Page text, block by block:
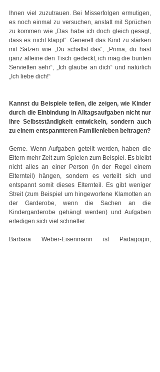
Ihnen viel zuzutrauen. Bei Misserfolgen ermutigen,
es noch einmal zu versuchen, anstatt mit Sprüchen
zu kommen wie „Das habe ich doch gleich gesagt,
dass es nicht klappt“. Generell das Kind zu stärken
mit Sätzen wie „Du schaffst das“, „Prima, du hast
ganz alleine den Tisch gedeckt, ich mag die bunten
Servietten sehr“, „Ich glaube an dich“ und natürlich
„Ich liebe dich!“
Kannst du Beispiele teilen, die zeigen, wie Kinder
durch die Einbindung in Alltagsaufgaben nicht nur
ihre Selbstständigkeit entwickeln, sondern auch
zu einem entspannteren Familienleben beitragen?
Gerne. Wenn Aufgaben geteilt werden, haben die
Eltern mehr Zeit zum Spielen zum Beispiel. Es bleibt
nicht alles an einer Person (in der Regel einem
Elternteil) hängen, sondern es verteilt sich und
entspannt somit dieses Elternteil. Es gibt weniger
Streit (zum Beispiel um hingeworfene Klamotten an
der Garderobe, wenn die Sachen an die
Kindergarderobe gehängt werden) und Aufgaben
erledigen sich viel schneller.
Barbara Weber-Eisenmann ist Pädagogin,